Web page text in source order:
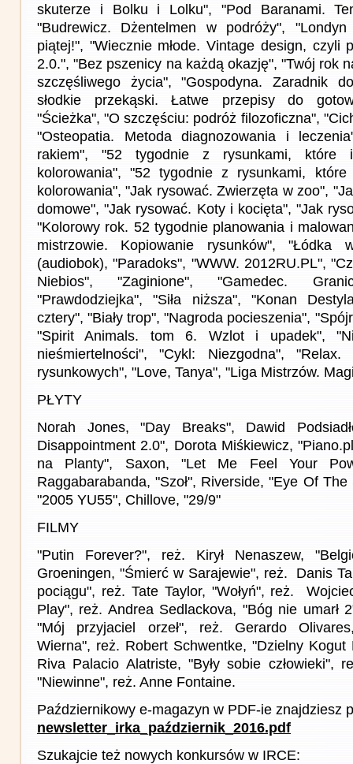
skuterze i Bolku i Lolku", "Pod Baranami.
"Budrewicz. Dżentelmen w podróży",
piątej!", "Wiecznie młode. Vintage design, czyli
2.0.", "Bez pszenicy na każdą okazję", "Twój rok
szczęśliwego życia", "Gospodyna. Zaradnik
słodkie przekąski. Łatwe przepisy do
"Ścieżka", "O szczęściu: podróż filozoficzna",
"Osteopatia. Metoda diagnozowania i
rakiem", "52 tygodnie z rysunkami, które
kolorowania", "52 tygodnie z rysunkami,
kolorowania", "Jak rysować. Zwierzęta w zoo",
domowe", "Jak rysować. Koty i kocięta", "Jak
"Kolorowy rok. 52 tygodnie planowania i
mistrzowie. Kopiowanie rysunków", "Łódka
(audiobok), "Paradoks", "WWW. 2012RU.PL",
Niebios", "Zaginione", "Gamedec.
"Prawdodziejka", "Siła niższa", "Konan
cztery", "Biały trop", "Nagroda pocieszenia",
"Spirit Animals. tom 6. Wzlot i upadek",
nieśmiertelności", "Cykl: Niezgodna", "Relax.
rysunkowych", "Love, Tanya", "Liga Mistrzów.
PŁYTY
Norah Jones, "Day Breaks", Dawid
Disappointment 2.0", Dorota Miśkiewicz,
na Planty", Saxon, "Let Me Feel Your
Raggabarabanda, "Szoł", Riverside, "Eye Of
"2005 YU55", Chillove, "29/9"
FILMY
"Putin Forever?", reż. Kirył Nenaszew,
Groeningen, "Śmierć w Sarajewie", reż. Danis
pociągu", reż. Tate Taylor, "Wołyń", reż.
Play", reż. Andrea Sedlackova, "Bóg nie umarł
"Mój przyjaciel orzeł", reż. Gerardo
Wierna", reż. Robert Schwentke, "Dzielny Kogut
Riva Palacio Alatriste, "Były sobie człowieki",
"Niewinne", reż. Anne Fontaine.
Październikowy e-magazyn w PDF-ie znajdziesz
newsletter_irka_październik_2016.pdf
Szukajcie też nowych konkursów w IRCE: